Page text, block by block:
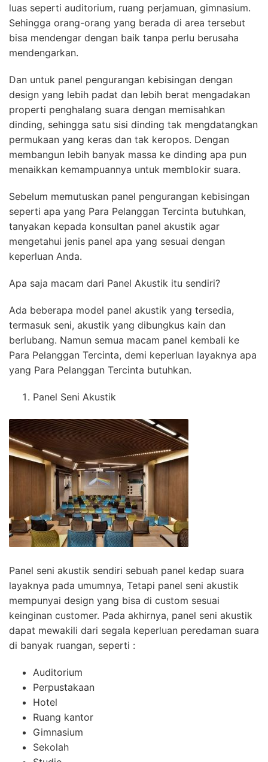
luas seperti auditorium, ruang perjamuan, gimnasium.
Sehingga orang-orang yang berada di area tersebut
bisa mendengar dengan baik tanpa perlu berusaha
mendengarkan.
Dan untuk panel pengurangan kebisingan dengan
design yang lebih padat dan lebih berat mengadakan
properti penghalang suara dengan memisahkan
dinding, sehingga satu sisi dinding tak mengdatangkan
permukaan yang keras dan tak keropos. Dengan
membangun lebih banyak massa ke dinding apa pun
menaikkan kemampuannya untuk memblokir suara.
Sebelum memutuskan panel pengurangan kebisingan
seperti apa yang Para Pelanggan Tercinta butuhkan,
tanyakan kepada konsultan panel akustik agar
mengetahui jenis panel apa yang sesuai dengan
keperluan Anda.
Apa saja macam dari Panel Akustik itu sendiri?
Ada beberapa model panel akustik yang tersedia,
termasuk seni, akustik yang dibungkus kain dan
berlubang. Namun semua macam panel kembali ke
Para Pelanggan Tercinta, demi keperluan layaknya apa
yang Para Pelanggan Tercinta butuhkan.
Panel Seni Akustik
Panel seni akustik sendiri sebuah panel kedap suara
layaknya pada umumnya, Tetapi panel seni akustik
mempunyai design yang bisa di custom sesuai
keinginan customer. Pada akhirnya, panel seni akustik
dapat mewakili dari segala keperluan peredaman suara
di banyak ruangan, seperti :
Auditorium
Perpustakaan
Hotel
Ruang kantor
Gimnasium
Sekolah